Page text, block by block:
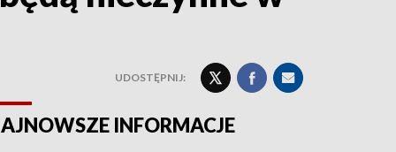
UDOSTĘPNIJ:
INFORMACJE